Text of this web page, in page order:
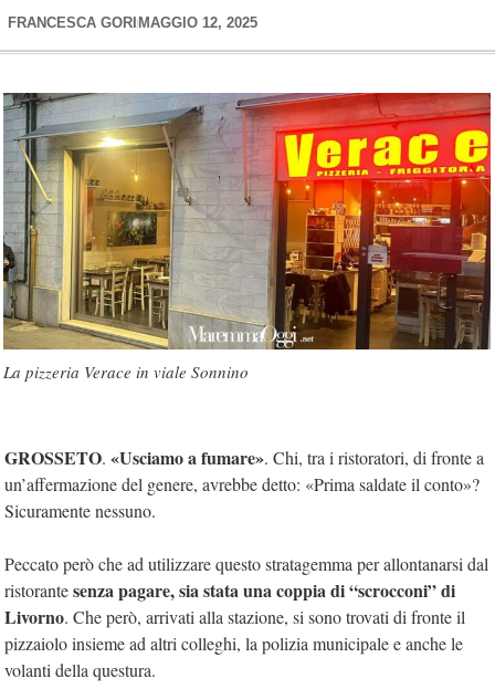
FRANCESCA GORI MAGGIO 12, 2025
La pizzeria Verace in viale Sonnino
GROSSETO. «Usciamo a fumare». Chi, tra i ristoratori, di fronte a
un’affermazione del genere, avrebbe detto: «Prima saldate il conto»?
Sicuramente nessuno.
Peccato però che ad utilizzare questo stratagemma per allontanarsi dal
ristorantesenza pagare, sia stata una coppia di “scrocconi” di
Livorno. Che però, arrivati alla stazione, si sono trovati di fronte il
pizzaiolo insieme ad altri colleghi, la polizia municipale e anche le
volanti della questura.